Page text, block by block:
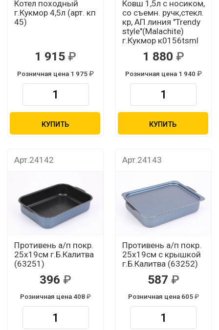
Котел походный
г.Кукмор 4,5л (арт. кп
45)
1 915
Розничная цена 1 975
КУПИТЬ
Ковш 1,5л с носиком,
со съемн. ручк,стекл.
кр, АП линия "Trendy
style"(Malachite)
г.Кукмор к0156tsml
1 880
Розничная цена 1 940
КУПИТЬ
Арт.24142
Противень а/п покр.
25x19см г.Б.Калитва
(63251)
396
Розничная цена 408
Арт.24143
Противень а/п покр.
25x19см с крышкой
г.Б.Калитва (63252)
587
Розничная цена 605